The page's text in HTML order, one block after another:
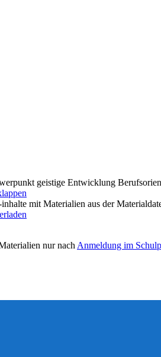
geistige Entwicklung
mit Materialien aus der
nur nach Anmeldung im